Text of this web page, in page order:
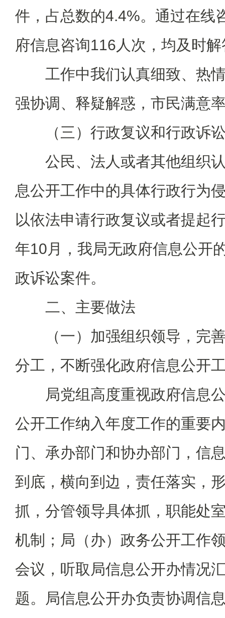
件，占总数的4.4%。通过在线
府信息咨询116人次，均及时
工作中我们认真细致、热情
强协调、释疑解惑，市民满意
（三）行政复议和行政诉
公民、法人或者其他组织认
息公开工作中的具体行政行为
以依法申请行政复议或者提起
年10月，我局无政府信息公开
政诉讼案件。
二、主要做法
（一）加强组织领导，完善
分工，不断强化政府信息公开
局党组高度重视政府信息公
公开工作纳入年度工作的重要
门、承办部门和协办部门，信
到底，横向到边，责任落实，
抓，分管领导具体抓，职能处
机制；局（办）政务公开工作
会议，听取局信息公开办情况
题。局信息公开办负责协调信